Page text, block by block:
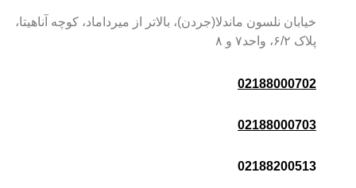
خیابان نلسون ماندلا(جردن)، بالاتر از میرداماد، کوچه آناهیتا،
پلاک ۶/۲، واحد۷ و ۸
02188000702
02188000703
02188200513